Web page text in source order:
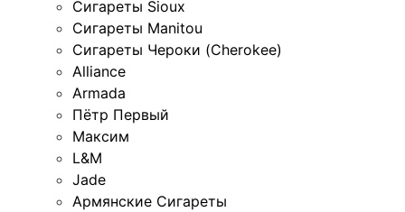
Сигареты Sioux
Сигареты Manitou
Сигареты Чероки (Cherokee)
Alliance
Armada
Пётр Первый
Максим
L&M
Jade
Армянские Сигареты